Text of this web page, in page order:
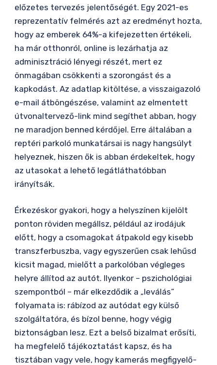
előzetes tervezés jelentőségét. Egy 2021-es
reprezentatív felmérés azt az eredményt hozta,
hogy az emberek 64%-a kifejezetten értékeli,
ha már otthonról, online is lezárhatja az
adminisztráció lényegi részét, mert ez
önmagában csökkenti a szorongást és a
kapkodást. Az adatlap kitöltése, a visszaigazoló
e-mail átböngészése, valamint az elmentett
útvonaltervező-link mind segíthet abban, hogy
ne maradjon benned kérdőjel. Erre általában a
reptéri parkoló munkatársai is nagy hangsúlyt
helyeznek, hiszen ők is abban érdekeltek, hogy
az utasokat a lehető legátláthatóbban
irányítsák.
Érkezéskor gyakori, hogy a helyszínen kijelölt
ponton röviden megállsz, például az irodájuk
előtt, hogy a csomagokat átpakold egy kisebb
transzferbuszba, vagy egyszerűen csak lehűsd
kicsit magad, mielőtt a parkolóban végleges
helyre állítod az autót. Ilyenkor – pszichológiai
szempontból – már elkezdődik a „leválás”
folyamata is: rábízod az autódat egy külső
szolgáltatóra, és bízol benne, hogy végig
biztonságban lesz. Ezt a belső bizalmat erősíti,
ha megfelelő tájékoztatást kapsz, és ha
tisztában vagy vele, hogy kamerás megfigyelő-